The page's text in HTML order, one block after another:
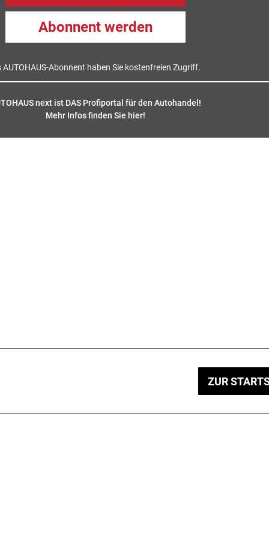
Abonnent werden
AUTOHAUS-Abonnent haben Sie kostenfreien Zugriff.
next ist DAS Profiportal für den Autohandel!
Mehr Infos finden Sie hier!
ZUR